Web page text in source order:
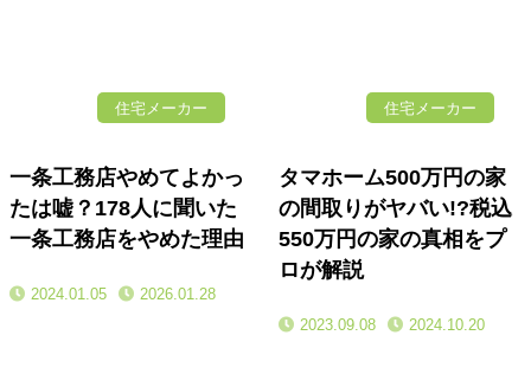
住宅メーカー
一条工務店やめてよかっ
たは嘘？178人に聞いた
一条工務店をやめた理由
2024.01.05 2026.01.28
住宅メーカー
タマホーム500万円の家
の間取りがヤバい!?税込
550万円の家の真相をプ
ロが解説
2023.09.08 2024.10.20